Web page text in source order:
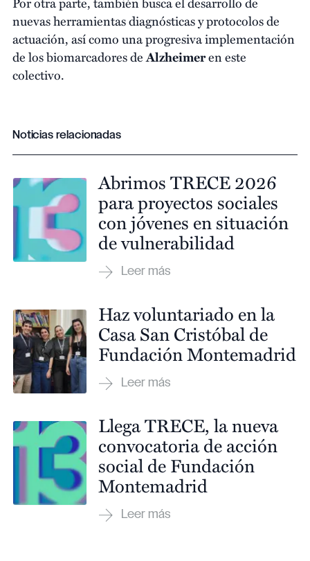
nuevas herramientas diagnósticas y protocolos de
actuación, así como una progresiva implementación
de los biomarcadores deAlzheimeren este
colectivo.
Noticias relacionadas
Abrimos TRECE 2026
para proyectos sociales
con jóvenes en situación
de vulnerabilidad
Haz voluntariado en la
Casa San Cristóbal de
Fundación Montemadrid
Llega TRECE, la nueva
convocatoria de acción
social de Fundación
Montemadrid